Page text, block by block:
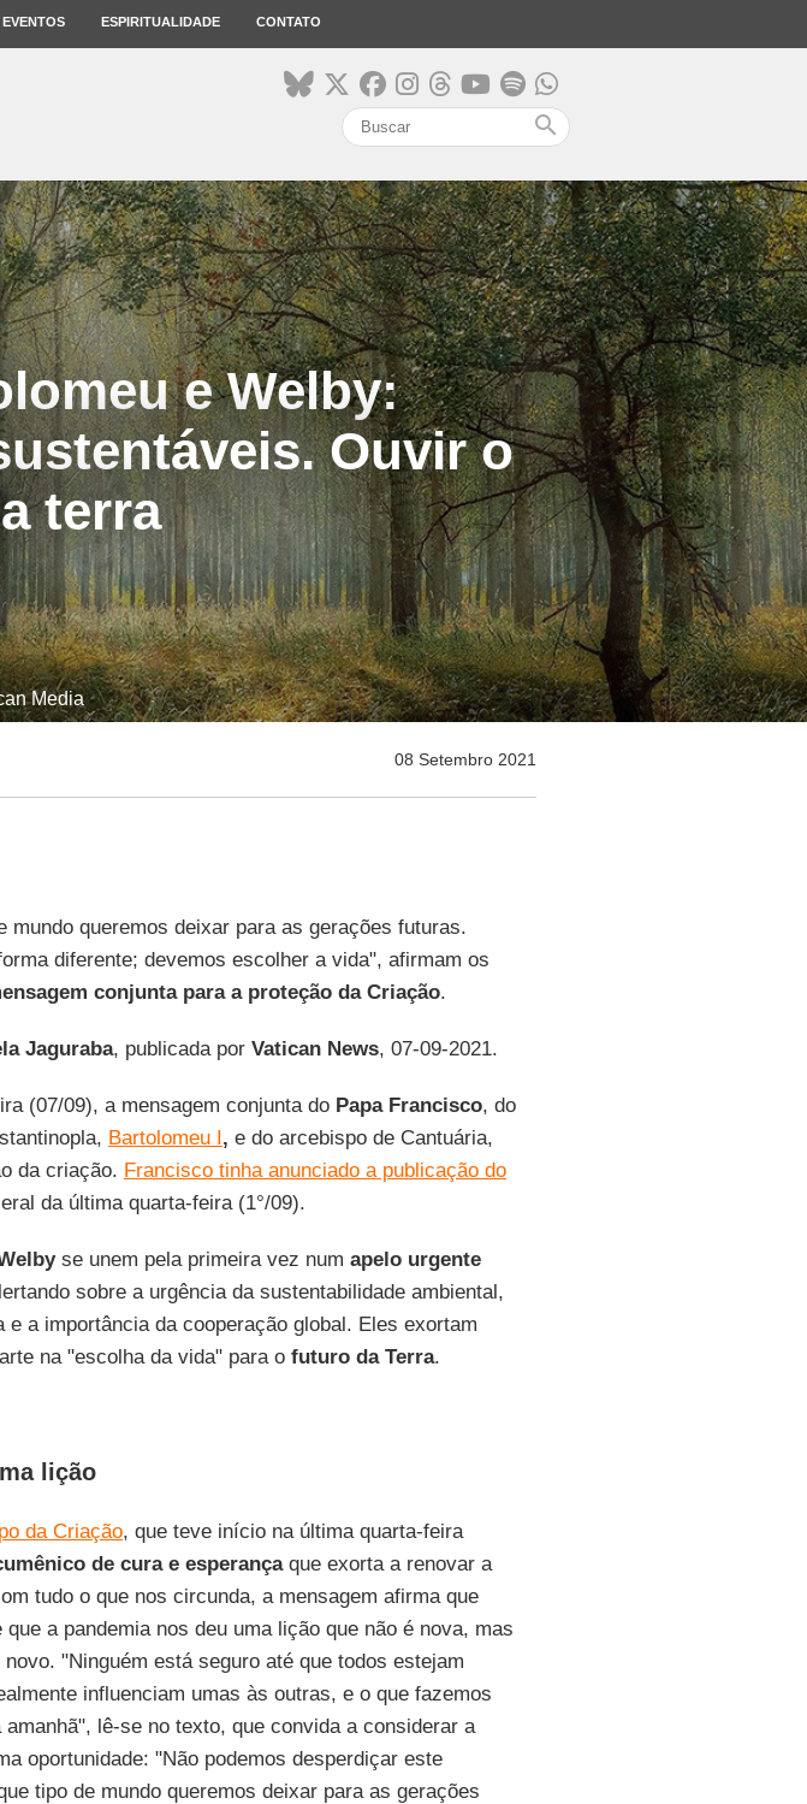
EVENTOS ESPIRITUALIDADE CONTATO
search
e Welby:
Ouvir o
terra
Media
08 Setembro 2021
mundo queremos deixar para as gerações futuras.
diferente; devemos escolher a vida", afirmam os
conjunta para a proteção da Criação.
Jaguraba, publicada por Vatican News, 07-09-2021.
(07/09), a mensagem conjunta do Papa Francisco, do
Bartolomeu I, e do arcebispo de Cantuária,
da criação. Francisco tinha anunciado a publicação do
da última quarta-feira (1°/09).
se unem pela primeira vez num apelo urgente
sobre a urgência da sustentabilidade ambiental,
e a importância da cooperação global. Eles exortam
na "escolha da vida" para o futuro da Terra.
lição
da Criação, que teve início na última quarta-feira
de cura e esperançaque exorta a renovar a
tudo o que nos circunda, a mensagem afirma que
a pandemia nos deu uma lição que não é nova, mas
"Ninguém está seguro até que todos estejam
influenciam umas às outras, e o que fazemos
lê-se no texto, que convida a considerar a
oportunidade: "Não podemos desperdiçar este
tipo de mundo queremos deixar para as gerações